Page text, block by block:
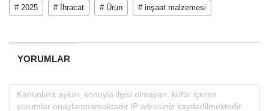
# 2025 # İhracat # Ürün # inşaat malzemesi
YORUMLAR